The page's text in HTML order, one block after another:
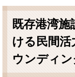
す
し
本
既存港湾施
ける民間活
ウンディ